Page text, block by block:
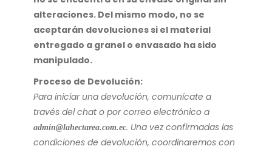
alteraciones. Del mismo modo, no se
aceptarán devoluciones si el material
entregado a granel o envasado ha sido
manipulado.
Proceso de Devolución:
Para iniciar una devolución, comunícate a
través del chat o por correo electrónico a
admin@lahectarea.com.ec. Una vez confirmadas las
condiciones de devolución, coordinaremos con